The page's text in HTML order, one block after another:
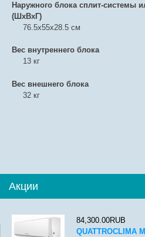
Наружного блока сплит-системы
(ШxВxГ)
76.5x55x28.5 см
Вес внутреннего блока
13 кг
Вес внешнего блока
32 кг
Акции
84,300.00RUB
QUATTROCLIMA